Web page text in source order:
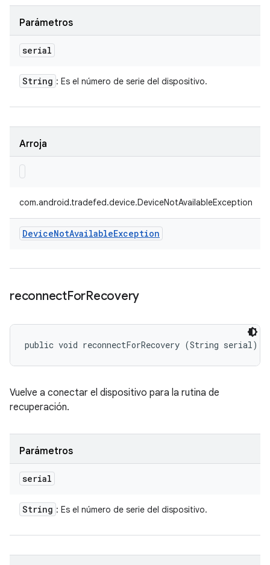
Parámetros
serial
String : Es el número de serie del dispositivo.
Arroja
com.android.tradefed.device.DeviceNotAvailableException
DeviceNotAvailableException
reconnectForRecovery
public void reconnectForRecovery (String serial)
Vuelve a conectar el dispositivo para la rutina de
recuperación.
Parámetros
serial
String : Es el número de serie del dispositivo.